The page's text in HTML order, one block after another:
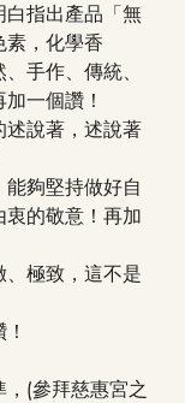
白指出產品「無
素，化學香
手作、傳統、
一個讚！
述說著，述說著
夠堅持做好自
的敬意！再加
極致，這不是
(參拜慈惠宮之